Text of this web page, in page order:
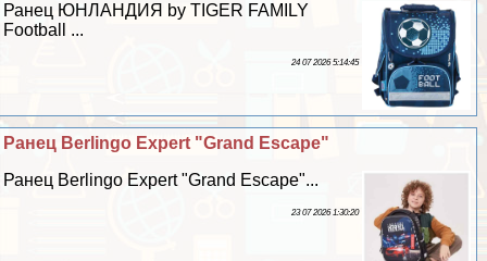
Ранец ЮНЛАНДИЯ by TIGER FAMILY
Football ...
24 07 2026 5:14:45
Ранец Berlingo Expert "Grand Escape"
Ранец Berlingo Expert "Grand Escape"...
23 07 2026 1:30:20